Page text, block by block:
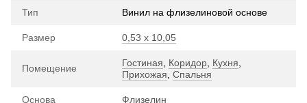
Тип Винил на флизелиновой основе
Размер 0,53 х 10,05
Помещение Гостиная Коридор Кухня
Прихожая Спальня
Основа Флизелин